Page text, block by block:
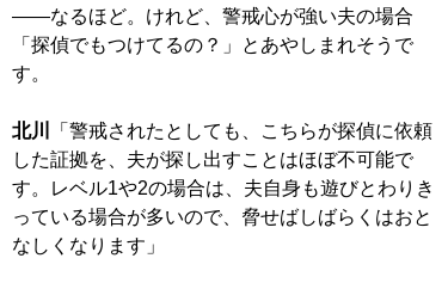
――なるほど。けれど、警戒心が強い夫の場合
「探偵でもつけてるの？」とあやしまれそうで
す。
北川
「警戒されたとしても、こちらが探偵に依頼
した証拠を、夫が探し出すことはほぼ不可能で
す。レベル1や2の場合は、夫自身も遊びとわりき
っている場合が多いので、脅せばしばらくはおと
なしくなります」